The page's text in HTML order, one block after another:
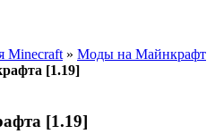
Minecraft » Моды на Майнкрафт
[1.19]
[1.19]